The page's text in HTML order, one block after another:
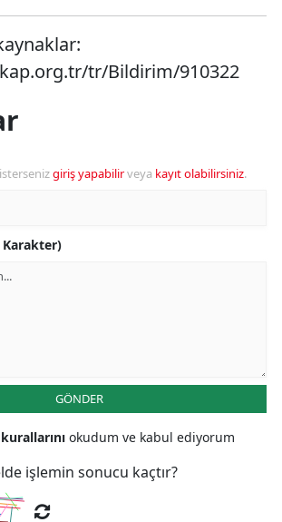
tr/Bildirim/910322
giriş yapabilirveya kayıt olabilirsiniz.
Karakter)
GÖNDER
okudum ve kabul ediyorum
işlemin sonucu kaçtır?